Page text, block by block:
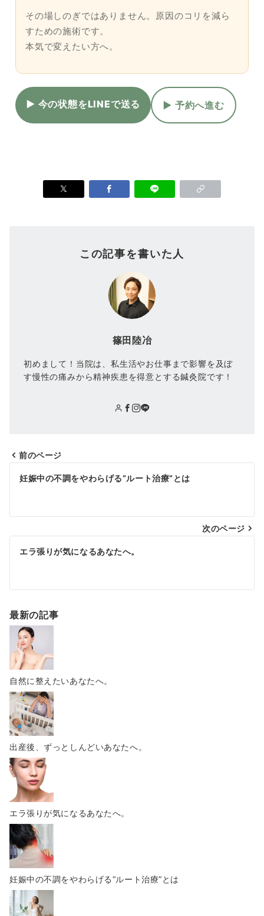
その場しのぎではありません。原因のコリを減ら
すための施術です。
本気で変えたい方へ。
▶ 今の状態をLINEで送る ▶ 予約へ進む
この記事を書いた人
篠田陸冶
初めまして！当院は、私生活やお仕事まで影響を及ぼ
す慢性の痛みから精神疾患を得意とする鍼灸院です！
前のページ
妊娠中の不調をやわらげる“ルート治療”とは
次のページ
エラ張りが気になるあなたへ。
最新の記事
自然に整えたいあなたへ。
出産後、ずっとしんどいあなたへ。
エラ張りが気になるあなたへ。
妊娠中の不調をやわらげる“ルート治療”とは